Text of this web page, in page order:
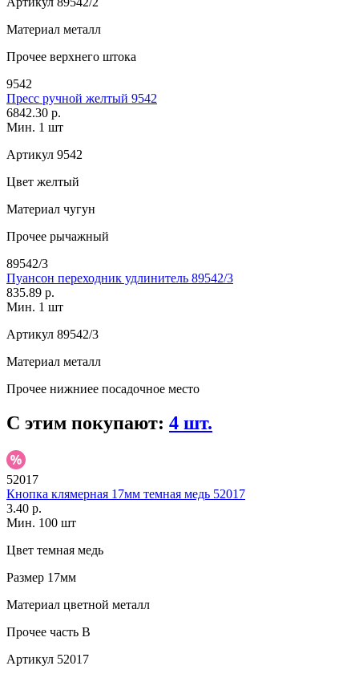
Материал металл
Прочее верхнего штока
9542
Пресс ручной желтый 9542
6842.30 р.
Мин. 1 шт
Артикул 9542
Цвет желтый
Материал чугун
Прочее рычажный
89542/3
Пуансон переходник удлинитель 89542/3
835.89 р.
Мин. 1 шт
Артикул 89542/3
Материал металл
Прочее нижниее посадочное место
С этим покупают: 4 шт.
52017
Кнопка клямерная 17мм темная медь 52017
3.40 р.
Мин. 100 шт
Цвет темная медь
Размер 17мм
Материал цветной металл
Прочее часть В
Артикул 52017